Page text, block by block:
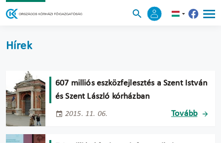
Hírek
607 milliós eszközfejlesztés a Szent István
és Szent László kórházban
2015. 11. 06. Tovább